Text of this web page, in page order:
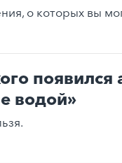
о которых вы
появился
водой»